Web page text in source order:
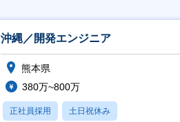
沖縄／開発エンジニア
熊本県
380万~800万
正社員採用 土日祝休み